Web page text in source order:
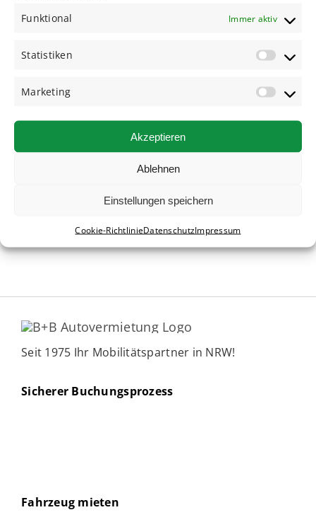
Funktional Immer aktiv
Statistiken
Marketing
Akzeptieren
Ablehnen
Einstellungen speichern
Cookie-RichtlinieDatenschutzImpressum
Transporter lang/hoch
Transporter mittel/hoch
ab54,00 € *
Seit 1975 Ihr Mobilitätspartner in NRW!
Sicherer Buchungsprozess
Fahrzeug mieten